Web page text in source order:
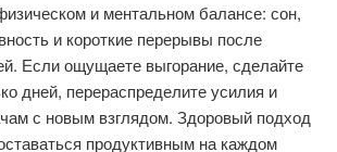
и ментальном балансе: сон,
и короткие перерывы после
Если ощущаете выгорание, сделайте
дней, перераспределите усилия и
с новым взглядом. Здоровый подход
продуктивным на каждом